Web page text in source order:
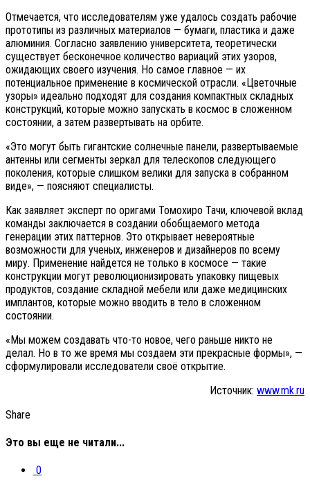
Отмечается, что исследователям уже удалось создать рабочие
прототипы из различных материалов — бумаги, пластика и даже
алюминия. Согласно заявлению университета, теоретически
существует бесконечное количество вариаций этих узоров,
ожидающих своего изучения. Но самое главное — их
потенциальное применение в космической отрасли. «Цветочные
узоры» идеально подходят для создания компактных складных
конструкций, которые можно запускать в космос в сложенном
состоянии, а затем развертывать на орбите.
«Это могут быть гигантские солнечные панели, развертываемые
антенны или сегменты зеркал для телескопов следующего
поколения, которые слишком велики для запуска в собранном
виде», — поясняют специалисты.
Как заявляет эксперт по оригами Томохиро Тачи, ключевой вклад
команды заключается в создании обобщаемого метода
генерации этих паттернов. Это открывает невероятные
возможности для ученых, инженеров и дизайнеров по всему
миру. Применение найдется не только в космосе — такие
конструкции могут революционизировать упаковку пищевых
продуктов, создание складной мебели или даже медицинских
имплантов, которые можно вводить в тело в сложенном
состоянии.
«Мы можем создавать что-то новое, чего раньше никто не
делал. Но в то же время мы создаем эти прекрасные формы», —
сформулировали исследователи своё открытие.
Источник: www.mk.ru
Share
Это вы еще не читали...
0